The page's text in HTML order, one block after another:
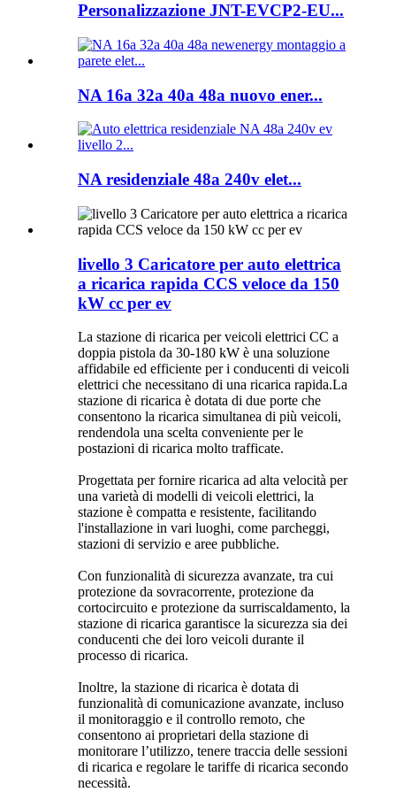
Personalizzazione JNT-EVCP2-EU...
NA 16a 32a 40a 48a nuovo ener...
NA residenziale 48a 240v elet...
livello 3 Caricatore per auto elettrica
a ricarica rapida CCS veloce da 150
kW cc per ev
La stazione di ricarica per veicoli elettrici CC a
doppia pistola da 30-180 kW è una soluzione
affidabile ed efficiente per i conducenti di veicoli
elettrici che necessitano di una ricarica rapida.La
stazione di ricarica è dotata di due porte che
consentono la ricarica simultanea di più veicoli,
rendendola una scelta conveniente per le
postazioni di ricarica molto trafficate.
Progettata per fornire ricarica ad alta velocità per
una varietà di modelli di veicoli elettrici, la
stazione è compatta e resistente, facilitando
l'installazione in vari luoghi, come parcheggi,
stazioni di servizio e aree pubbliche.
Con funzionalità di sicurezza avanzate, tra cui
protezione da sovracorrente, protezione da
cortocircuito e protezione da surriscaldamento, la
stazione di ricarica garantisce la sicurezza sia dei
conducenti che dei loro veicoli durante il
processo di ricarica.
Inoltre, la stazione di ricarica è dotata di
funzionalità di comunicazione avanzate, incluso
il monitoraggio e il controllo remoto, che
consentono ai proprietari della stazione di
monitorare l’utilizzo, tenere traccia delle sessioni
di ricarica e regolare le tariffe di ricarica secondo
necessità.